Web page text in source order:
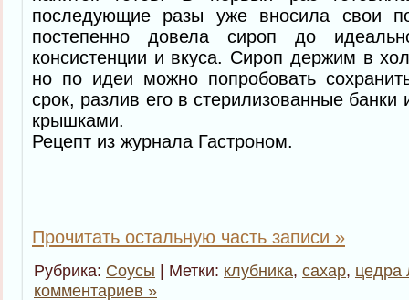
последующие разы уже вносила свои
постепенно довела сироп до
консистенции и вкуса. Сироп держим в
но по идеи можно попробовать
срок, разлив его в стерилизованные
крышками.
Рецепт из журнала Гастроном.
Прочитать остальную часть записи »
Рубрика: Соусы | Метки: клубника, сахар, цедра
комментариев »